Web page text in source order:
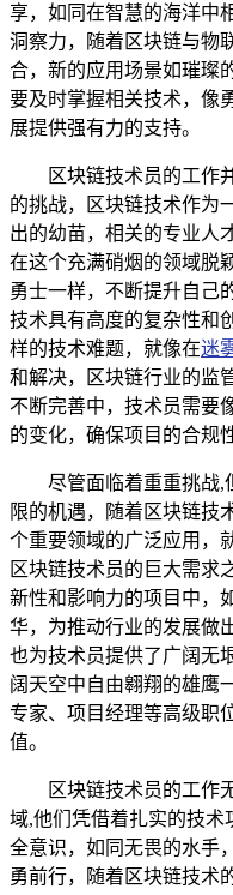
享，如同在智慧的海洋中
洞察力，随着区块链与物
合，新的应用场景如璀璨
要及时掌握相关技术，像
展提供强有力的支持。
区块链技术员的工作
的挑战，区块链技术作为
出的幼苗，相关的专业人
在这个充满硝烟的领域脱
勇士一样，不断提升自己
技术具有高度的复杂性和
样的技术难题，就像在迷
和解决，区块链行业的监
不断完善中，技术员需要
的变化，确保项目的合规
尽管面临着重重挑战,
限的机遇，随着区块链技
个重要领域的广泛应用，
区块链技术员的巨大需求
新性和影响力的项目中，
华，为推动行业的发展做
也为技术员提供了广阔无
阔天空中自由翱翔的雄鹰
专家、项目经理等高级职
值。
区块链技术员的工作
域,他们凭借着扎实的技术
全意识，如同无畏的水手
勇前行，随着区块链技术